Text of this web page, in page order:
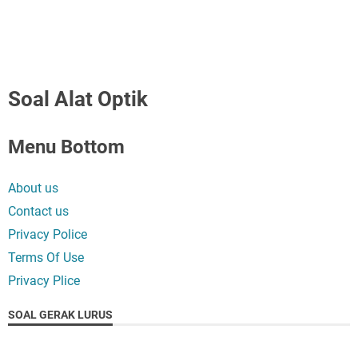
Soal Alat Optik
Menu Bottom
About us
Contact us
Privacy Police
Terms Of Use
Privacy Plice
SOAL GERAK LURUS